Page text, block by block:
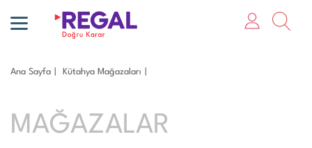
Ana Sayfa Kütahya Mağazaları
MAĞAZALAR